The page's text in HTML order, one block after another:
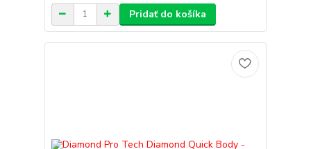
Pridať do košíka